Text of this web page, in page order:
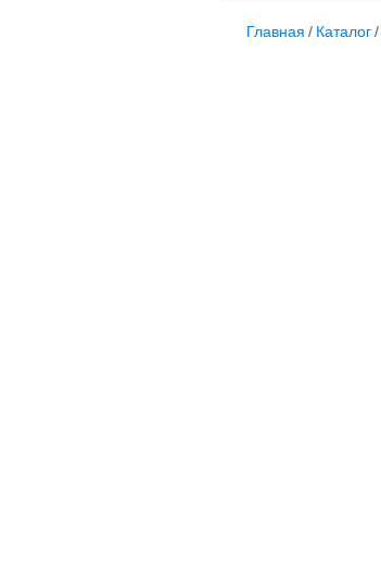
Главная / Каталог/